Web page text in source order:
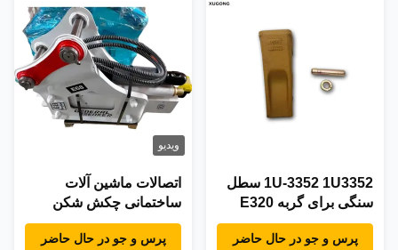
1U-3352 1U3352 سطل
سنگی برای گربه E320
E320C 320D سطل بیل
مکانیکی
پرس و جو در حال حاضر
ویدیو
اتصالات ماشین آلات
ساختمانی چکش شکن
SB40 4 تا 6 تن چکش
شکن
پرس و جو در حال حاضر